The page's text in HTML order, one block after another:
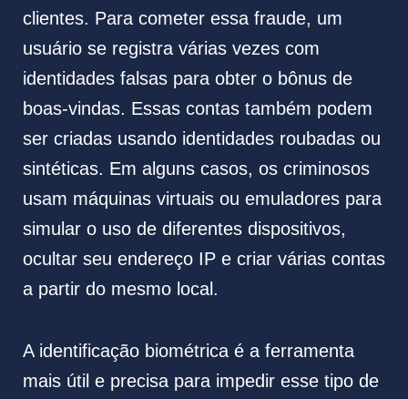
clientes. Para cometer essa fraude, um
usuário se registra várias vezes com
identidades falsas para obter o bônus de
boas-vindas. Essas contas também podem
ser criadas usando identidades roubadas ou
sintéticas. Em alguns casos, os criminosos
usam máquinas virtuais ou emuladores para
simular o uso de diferentes dispositivos,
ocultar seu endereço IP e criar várias contas
a partir do mesmo local.
A identificação biométrica é a ferramenta
mais útil e precisa para impedir esse tipo de